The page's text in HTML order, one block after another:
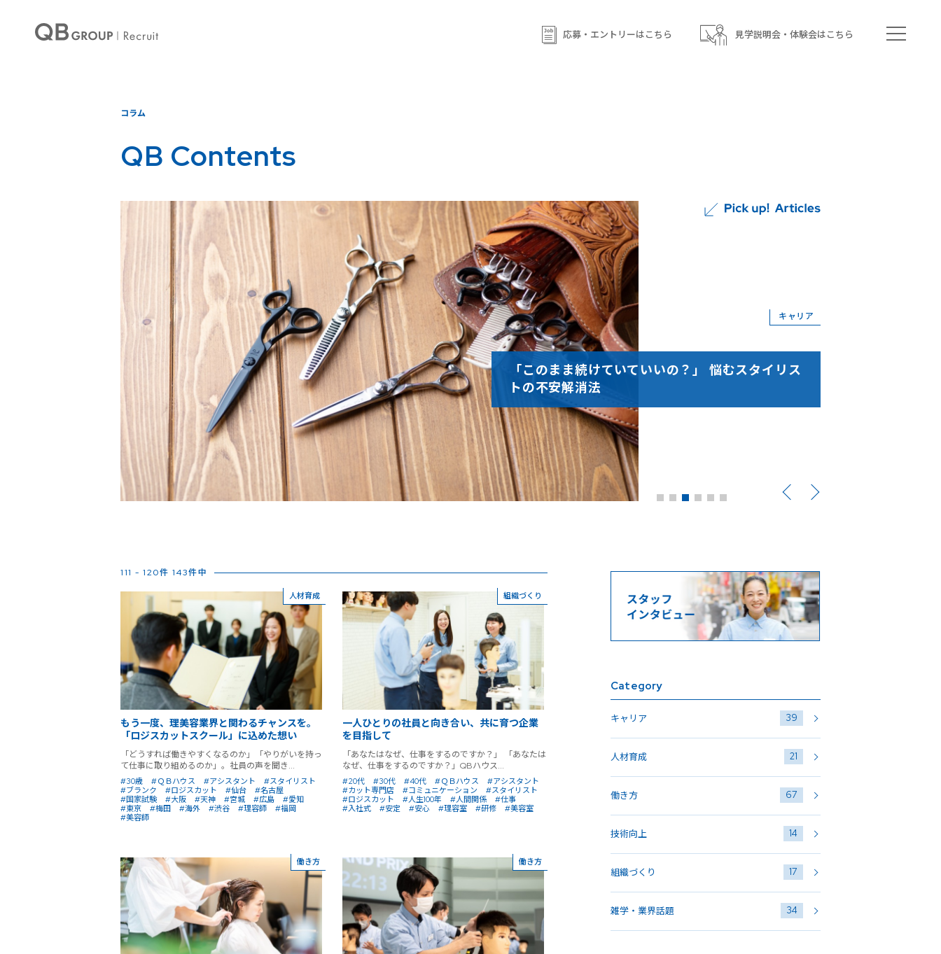
応募・エントリーはこちら 見学説明会・体験会はこちら
コラム
QB Contents
キャリア
「このまま続けていていいの？」 悩むスタイリス
トの不安解消法
111 - 120件 143件中
人材育成
もう一度、理美容業界と関わるチャンスを。
「ロジスカットスクール」に込めた想い
「どうすれば働きやすくなるのか」「やりがいを持っ
て仕事に取り組めるのか」。社員の声を聞き...
#30歳 #ＱＢハウス #アシスタント
#スタイリスト
#ブランク
#ロジスカット #仙台
#名古屋
#国家試験
#大阪 #天神 #宮城 #広島
#愛知
#東京
#梅田 #海外 #渋谷 #理容師
#福岡
#美容師
組織づくり
一人ひとりの社員と向き合い、共に育つ企業
を目指して
「あなたはなぜ、仕事をするのですか？」 「あなたは
なぜ、仕事をするのですか？」QBハウス...
#20代 #30代 #40代 #ＱＢハウス
#アシスタント
#カット専門店
#コミュニケーション
#スタイリスト
#ロジスカット
#人生100年 #人間関係
#仕事
#入社式
#安定 #安心 #理容室 #研修 #美容室
働き方 働き方
Category
キャリア 39
人材育成 21
働き方 67
技術向上 14
組織づくり 17
雑学・業界話題 34